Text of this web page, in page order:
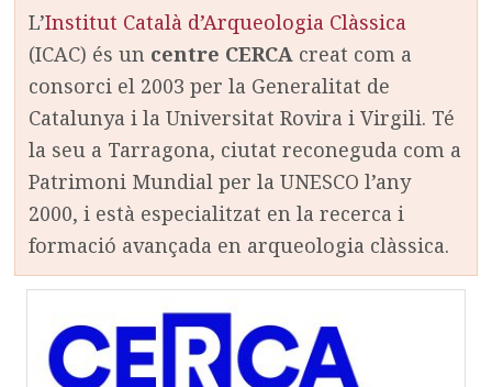
L’Institut Català d’Arqueologia Clàssica
(ICAC) és un centre CERCA creat com a
consorci el 2003 per la Generalitat de
Catalunya i la Universitat Rovira i Virgili. Té
la seu a Tarragona, ciutat reconeguda com a
Patrimoni Mundial per la UNESCO l’any
2000, i està especialitzat en la recerca i
formació avançada en arqueologia clàssica.